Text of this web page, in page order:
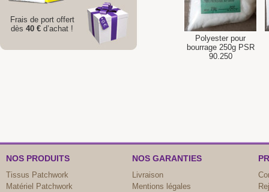
Frais de port offert
dès 40 € d’achat !
Polyester pour
bourrage 250g PSR
90.250
NOS PRODUITS
Tissus Patchwork
Matériel Patchwork
NOS GARANTIES
Livraison
Mentions légales